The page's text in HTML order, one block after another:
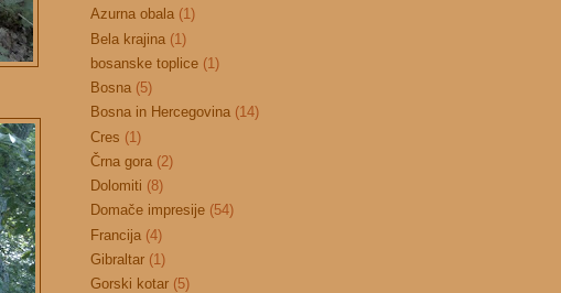
Azurna obala (1)
Bela krajina (1)
bosanske toplice (1)
Bosna (5)
Bosna in Hercegovina (14)
Cres (1)
Črna gora (2)
Dolomiti (8)
Domače impresije (54)
Francija (4)
Gibraltar (1)
Gorski kotar (5)